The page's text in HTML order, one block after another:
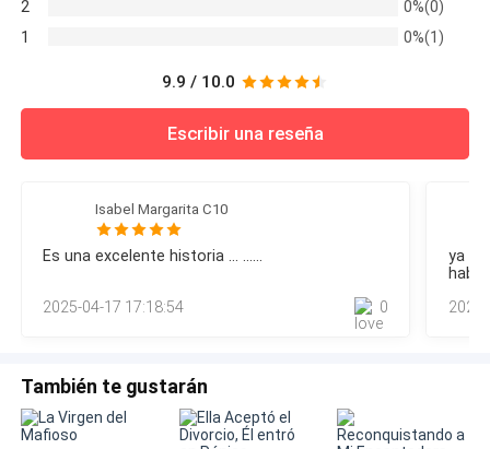
2
0%(0)
1
0%(1)
9.9 / 10.0
Escribir una reseña
Isabel Margarita C10
Es una excelente historia ... ......
2025-04-17 17:18:54 0
ya la
También te gustarán